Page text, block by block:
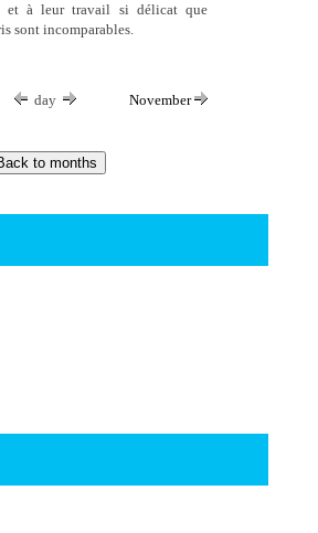
et à leur travail si délicat que
sont incomparables.
day November